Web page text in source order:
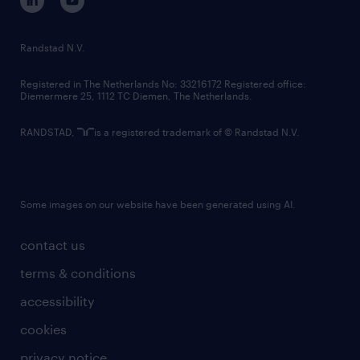
randstad innovation fund
country websites
contact us
terms & conditions
accessibility
cookies
Randstad N.V.
Registered in The Netherlands No: 33216172 Registered office:
Diemermere 25, 1112 TC Diemen, The Netherlands.
RANDSTAD, is a registered trademark of © Randstad N.V.
Some images on our website have been generated using AI.